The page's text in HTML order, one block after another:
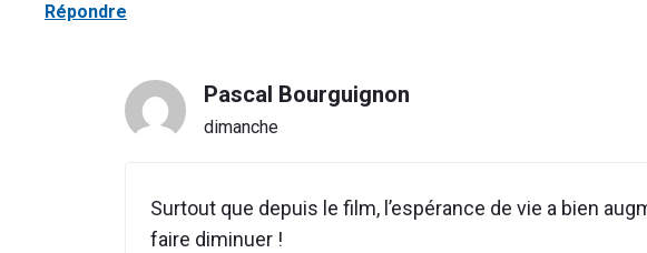
Répondre
Pascal Bourguignon
dimanche
Surtout que depuis le film, l’espérance de vie a bien
faire diminuer !